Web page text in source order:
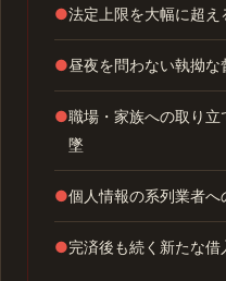
●法定上限を大幅に超え
●昼夜を問わない執拗な
●職場・家族への取り
墜
●個人情報の系列業者
●完済後も続く新たな借